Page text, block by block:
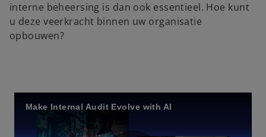
interne beheersing is dan ook essentieel. Hoe kunt
u deze veerkracht binnen uw organisatie
opbouwen?
Make Internal Audit Evolve with AI